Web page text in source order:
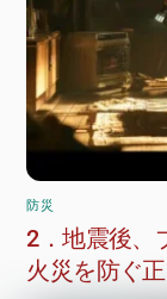
防災
2．地震後、
火災を防ぐ